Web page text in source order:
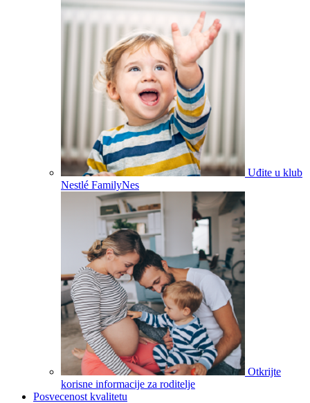
Uđite u klub
Nestlé FamilyNes
Otkrijte
korisne informacije za roditelje
Posvecenost kvalitetu